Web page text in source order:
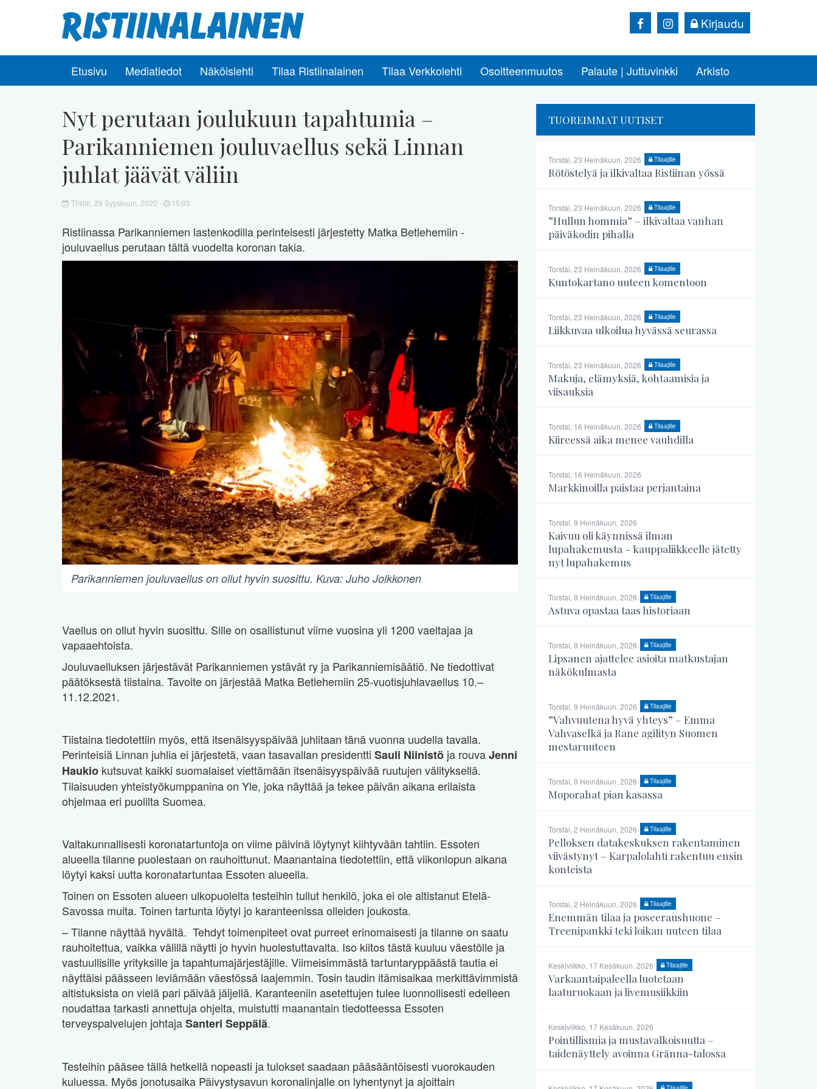
Kirjaudu
Etusivu Mediatiedot Näköislehti Tilaa Ristiinalainen Tilaa Verkkolehti Osoitteenmuutos Palaute | Juttuvinkki Arkisto
Nyt perutaan joulukuun tapahtumia –
Parikanniemen jouluvaellus sekä Linnan
juhlat jäävät väliin
Tiistai, 29 Syyskuun, 2020 - 15:03
Ristiinassa Parikanniemen lastenkodilla perinteisesti järjestetty Matka Betlehemiin -
jouluvaellus perutaan tältä vuodelta koronan takia.
Parikanniemen jouluvaellus on ollut hyvin suosittu. Kuva: Juho Jolkkonen
Vaellus on ollut hyvin suosittu. Sille on osallistunut viime vuosina yli 1200 vaeltajaa ja
vapaaehtoista.
Jouluvaelluksen järjestävät Parikanniemen ystävät ry ja Parikanniemisäätiö. Ne tiedottivat
päätöksestä tiistaina. Tavoite on järjestää Matka Betlehemiin 25-vuotisjuhlavaellus 10.–
11.12.2021.
Tiistaina tiedotettiin myös, että itsenäisyyspäivää juhlitaan tänä vuonna uudella tavalla.
Perinteisiä Linnan juhlia ei järjestetä, vaan tasavallan presidentti Sauli Niinistö ja rouvaJenni
Haukio kutsuvat kaikki suomalaiset viettämään itsenäisyyspäivää ruutujen välityksellä.
Tilaisuuden yhteistyökumppanina on Yle, joka näyttää ja tekee päivän aikana erilaista
ohjelmaa eri puolilta Suomea.
Valtakunnallisesti koronatartuntoja on viime päivinä löytynyt kiihtyvään tahtiin. Essoten
alueella tilanne puolestaan on rauhoittunut. Maanantaina tiedotettiin, että viikonlopun aikana
löytyi kaksi uutta koronatartuntaa Essoten alueella.
Toinen on Essoten alueen ulkopuolelta testeihin tullut henkilö, joka ei ole altistanut Etelä-
Savossa muita. Toinen tartunta löytyi jo karanteenissa olleiden joukosta.
– Tilanne näyttää hyvältä. Tehdyt toimenpiteet ovat purreet erinomaisesti ja tilanne on saatu
rauhoitettua, vaikka välillä näytti jo hyvin huolestuttavalta. Iso kiitos tästä kuuluu väestölle ja
vastuullisille yrityksille ja tapahtumajärjestäjille. Viimeisimmästä tartuntaryppäästä tautia ei
näyttäisi päässeen leviämään väestössä laajemmin. Tosin taudin itämisaikaa merkittävimmistä
altistuksista on vielä pari päivää jäljellä. Karanteeniin asetettujen tulee luonnollisesti edelleen
noudattaa tarkasti annettuja ohjeita, muistutti maanantain tiedotteessa Essoten
terveyspalvelujen johtajaSanteri Seppälä.
Testeihin pääsee tällä hetkellä nopeasti ja tulokset saadaan pääsääntöisesti vuorokauden
kuluessa. Myös jonotusaika Päivystysavun koronalinjalle on lyhentynyt ja ajoittain
TUOREIMMAT UUTISET
Torstai, 23 Heinäkuun, 2026 Tilaajille
Rötöstelyä ja ilkivaltaa Ristiinan yössä
Torstai, 23 Heinäkuun, 2026 Tilaajille
”Hullun hommia” – ilkivaltaa vanhan
päiväkodin pihalla
Torstai, 23 Heinäkuun, 2026 Tilaajille
Kuntokartano uuteen komentoon
Torstai, 23 Heinäkuun, 2026 Tilaajille
Liikkuvaa ulkoilua hyvässä seurassa
Torstai, 23 Heinäkuun, 2026 Tilaajille
Makuja, elämyksiä, kohtaamisia ja
viisauksia
Torstai, 16 Heinäkuun, 2026 Tilaajille
Kiireessä aika menee vauhdilla
Torstai, 16 Heinäkuun, 2026
Markkinoilla paistaa perjantaina
Torstai, 9 Heinäkuun, 2026
Kaivuu oli käynnissä ilman
lupahakemusta – kauppaliikkeelle jätetty
nyt lupahakemus
Torstai, 9 Heinäkuun, 2026 Tilaajille
Astuva opastaa taas historiaan
Torstai, 9 Heinäkuun, 2026 Tilaajille
Lipsanen ajattelee asioita matkustajan
näkökulmasta
Torstai, 9 Heinäkuun, 2026 Tilaajille
”Vahvuutena hyvä yhteys” – Emma
Vahvaselkä ja Rane agilityn Suomen
mestaruuteen
Torstai, 9 Heinäkuun, 2026 Tilaajille
Moporahat pian kasassa
Torstai, 2 Heinäkuun, 2026 Tilaajille
Pelloksen datakeskuksen rakentaminen
viivästynyt – Karpalolahti rakentuu ensin
konteista
Torstai, 2 Heinäkuun, 2026 Tilaajille
Enemmän tilaa ja poseeraushuone –
Treenipankki teki loikan uuteen tilaa
Keskiviikko, 17 Kesäkuun, 2026 Tilaajille
Varkaantaipaleella luotetaan
laaturuokaan ja livemusiikkiin
Keskiviikko, 17 Kesäkuun, 2026
Pointillismia ja mustavalkoisuutta –
taidenäyttely avoinna Gränna-talossa